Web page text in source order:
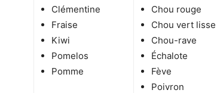
Clémentine
Fraise
Kiwi
Pomelos
Pomme
Chou rouge
Chou vert lisse
Chou-rave
Échalote
Fève
Poivron